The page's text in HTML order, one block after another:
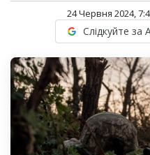
24 Червня 2024,
Слідкуйте за